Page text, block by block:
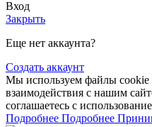
Вход
Закрыть
Еще нет аккаунта?
Создать аккаунт
Мы используем файлы cookie
взаимодействия с нашим
соглашаетесь с
Подробнее Подробнее